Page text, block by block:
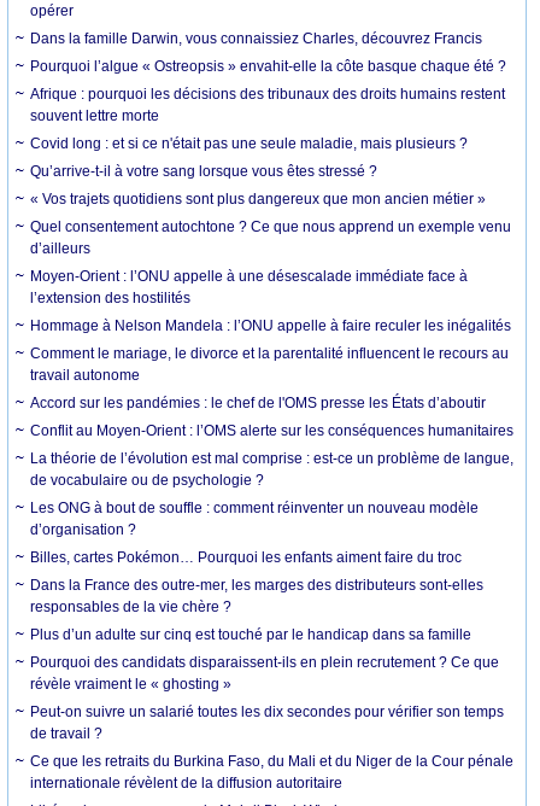
opérer
Dans la famille Darwin, vous connaissiez Charles, découvrez Francis
Pourquoi l’algue « Ostreopsis » envahit-elle la côte basque chaque été ?
Afrique : pourquoi les décisions des tribunaux des droits humains restent
souvent lettre morte
Covid long : et si ce n'était pas une seule maladie, mais plusieurs ?
Qu’arrive-t-il à votre sang lorsque vous êtes stressé ?
« Vos trajets quotidiens sont plus dangereux que mon ancien métier »
Quel consentement autochtone ? Ce que nous apprend un exemple venu
d’ailleurs
Moyen-Orient : l’ONU appelle à une désescalade immédiate face à
l’extension des hostilités
Hommage à Nelson Mandela : l’ONU appelle à faire reculer les inégalités
Comment le mariage, le divorce et la parentalité influencent le recours au
travail autonome
Accord sur les pandémies : le chef de l'OMS presse les États d’aboutir
Conflit au Moyen-Orient : l’OMS alerte sur les conséquences humanitaires
La théorie de l’évolution est mal comprise : est-ce un problème de langue,
de vocabulaire ou de psychologie ?
Les ONG à bout de souffle : comment réinventer un nouveau modèle
d’organisation ?
Billes, cartes Pokémon… Pourquoi les enfants aiment faire du troc
Dans la France des outre-mer, les marges des distributeurs sont-elles
responsables de la vie chère ?
Plus d’un adulte sur cinq est touché par le handicap dans sa famille
Pourquoi des candidats disparaissent-ils en plein recrutement ? Ce que
révèle vraiment le « ghosting »
Peut-on suivre un salarié toutes les dix secondes pour vérifier son temps
de travail ?
Ce que les retraits du Burkina Faso, du Mali et du Niger de la Cour pénale
internationale révèlent de la diffusion autoritaire